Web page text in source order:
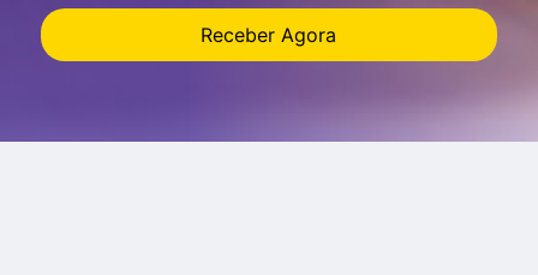
Receber Agora